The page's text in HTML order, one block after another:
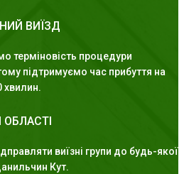
ВИЇЗД
терміновість процедури
підтримуємо час прибуття на
хвилин.
ОБЛАСТІ
виїзні групи до будь-якої
Кут.